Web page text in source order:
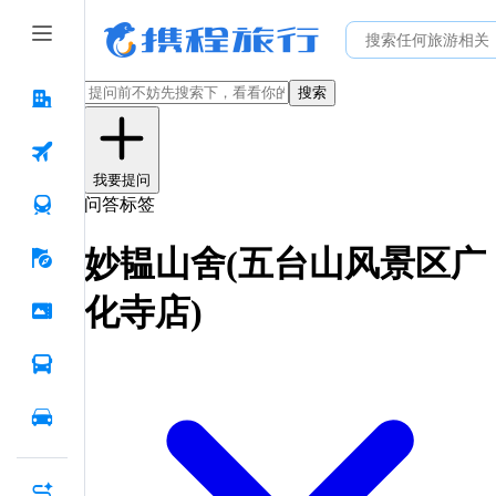
搜索
我要提问
问答标签
妙韫山舍(五台山风景区广
化寺店)